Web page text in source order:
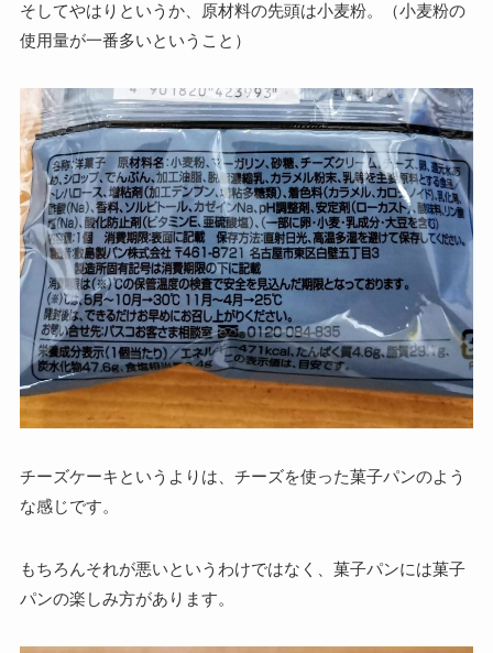
そしてやはりというか、原材料の先頭は小麦粉。（小麦粉の
使用量が一番多いということ）
チーズケーキというよりは、チーズを使った菓子パンのよう
な感じです。
もちろんそれが悪いというわけではなく、菓子パンには菓子
パンの楽しみ方があります。